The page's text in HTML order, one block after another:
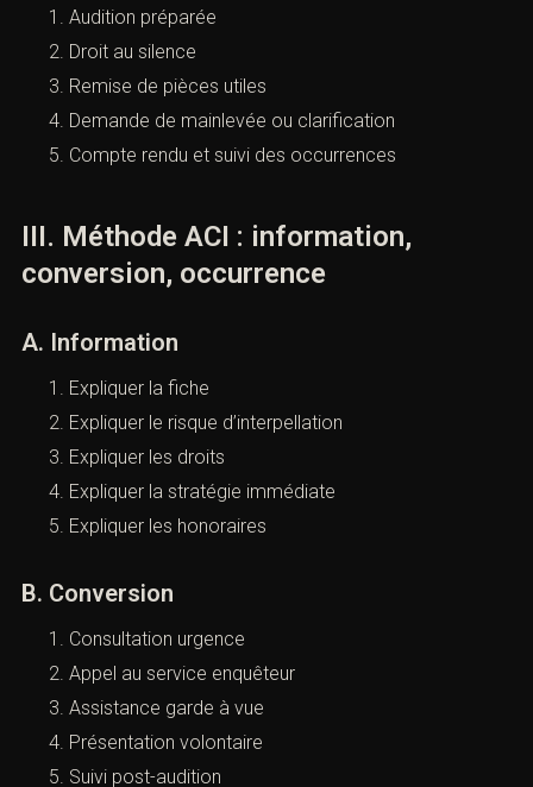
Audition préparée
Droit au silence
Remise de pièces utiles
Demande de mainlevée ou clarification
Compte rendu et suivi des occurrences
III. Méthode ACI : information,
conversion, occurrence
A. Information
Expliquer la fiche
Expliquer le risque d’interpellation
Expliquer les droits
Expliquer la stratégie immédiate
Expliquer les honoraires
B. Conversion
Consultation urgence
Appel au service enquêteur
Assistance garde à vue
Présentation volontaire
Suivi post-audition